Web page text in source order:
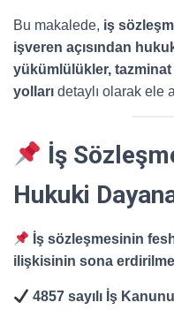
Bu makalede, iş
işveren açısından
yükümlülükler,
yolları detaylı olarak ele
İş
Hukuki
İş sözleşmesinin
ilişkisinin sona
4857 sayılı İş